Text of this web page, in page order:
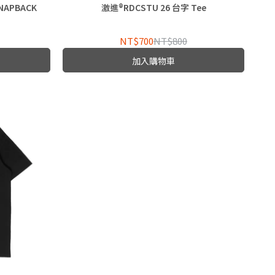
激進®RDCSTU 26 台字 Tee
NT$700NT$800
加入購物車